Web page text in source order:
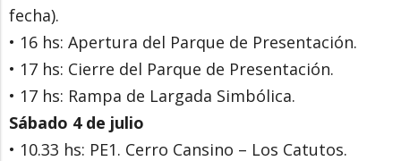
fecha).
• 16 hs: Apertura del Parque de Presentación.
• 17 hs: Cierre del Parque de Presentación.
• 17 hs: Rampa de Largada Simbólica.
Sábado 4 de julio
• 10.33 hs: PE1. Cerro Cansino – Los Catutos.